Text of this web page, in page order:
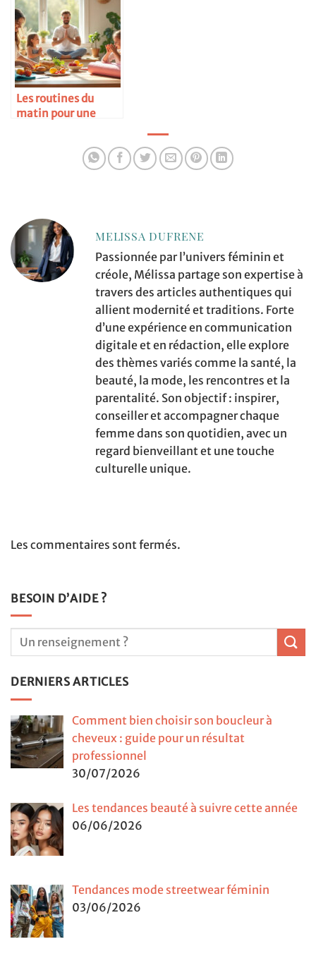
Les routines du
matin pour une
MELISSA DUFRENE
Passionnée par l’univers féminin et
créole, Mélissa partage son expertise à
travers des articles authentiques qui
allient modernité et traditions. Forte
d’une expérience en communication
digitale et en rédaction, elle explore
des thèmes variés comme la santé, la
beauté, la mode, les rencontres et la
parentalité. Son objectif : inspirer,
conseiller et accompagner chaque
femme dans son quotidien, avec un
regard bienveillant et une touche
culturelle unique.
Les commentaires sont fermés.
BESOIN D’AIDE ?
DERNIERS ARTICLES
Comment bien choisir son boucleur à
cheveux : guide pour un résultat
professionnel
30/07/2026
Les tendances beauté à suivre cette année
06/06/2026
Tendances mode streetwear féminin
03/06/2026